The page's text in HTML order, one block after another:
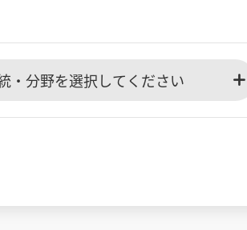
・分野を選択してください